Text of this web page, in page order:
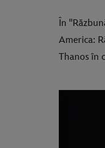
În
America:
Thanos în